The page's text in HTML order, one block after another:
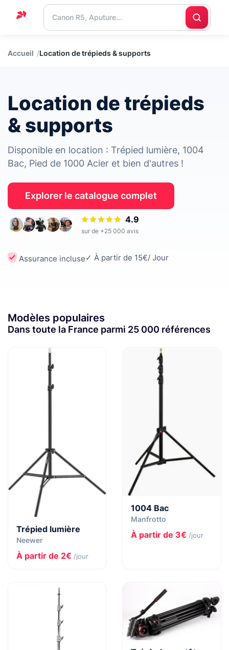
Nous
Accueil Location de trépieds & supports
Location de trépieds
& supports
Disponible en location : Trépied lumière, 1004
Bac, Pied de 1000 Acier et bien d'autres !
Explorer le catalogue complet
4.9
sur de +25 000 avis
Assurance incluse✓ À partir de 15€/ Jour
Modèles populaires
Dans toute la France parmi 25 000 références
Trépied lumière
Neewer
À partir de 2€ /jour
1004 Bac
Manfrotto
À partir de 3€ /jour